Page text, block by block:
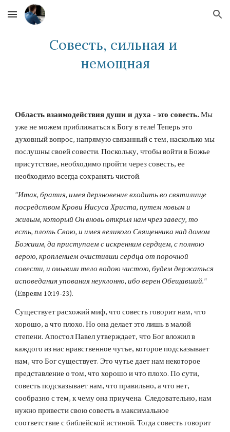
Skip to main content Skip to navigation
Совесть, сильная и
немощная
Область взаимодействия души и духа - это совесть. Мы
уже не можем приближаться к Богу в теле! Теперь это
духовный вопрос, напрямую связанный с тем, насколько мы
послушны своей совести. Поскольку, чтобы войти в Божье
присутствие, необходимо пройти через совесть, ее
необходимо всегда сохранять чистой.
"Итак, братия, имея дерзновение входить во святилище
посредством Крови Иисуса Христа, путем новым и
живым, который Он вновь открыл нам чрез завесу, то
есть, плоть Свою, и имея великого Священника над домом
Божиим, да приступаем с искренним сердцем, с полною
верою, кроплением очистивши сердца от порочной
совести, и омывши тело водою чистою, будем держаться
исповедания упования неуклонно, ибо верен Обещавший."
(Евреям 10:19-23).
Существует расхожий миф, что совесть говорит нам, что
хорошо, а что плохо. Но она делает это лишь в малой
степени. Апостол Павел утверждает, что Бог вложил в
каждого из нас нравственное чутье, которое подсказывает
нам, что Бог существует. Это чутье дает нам некоторое
представление о том, что хорошо и что плохо. По сути,
совесть подсказывает нам, что правильно, а что нет,
сообразно с тем, к чему она приучена. Следовательно, нам
нужно привести свою совесть в максимальное
соответствие с библейской истиной. Тогда совесть говорит